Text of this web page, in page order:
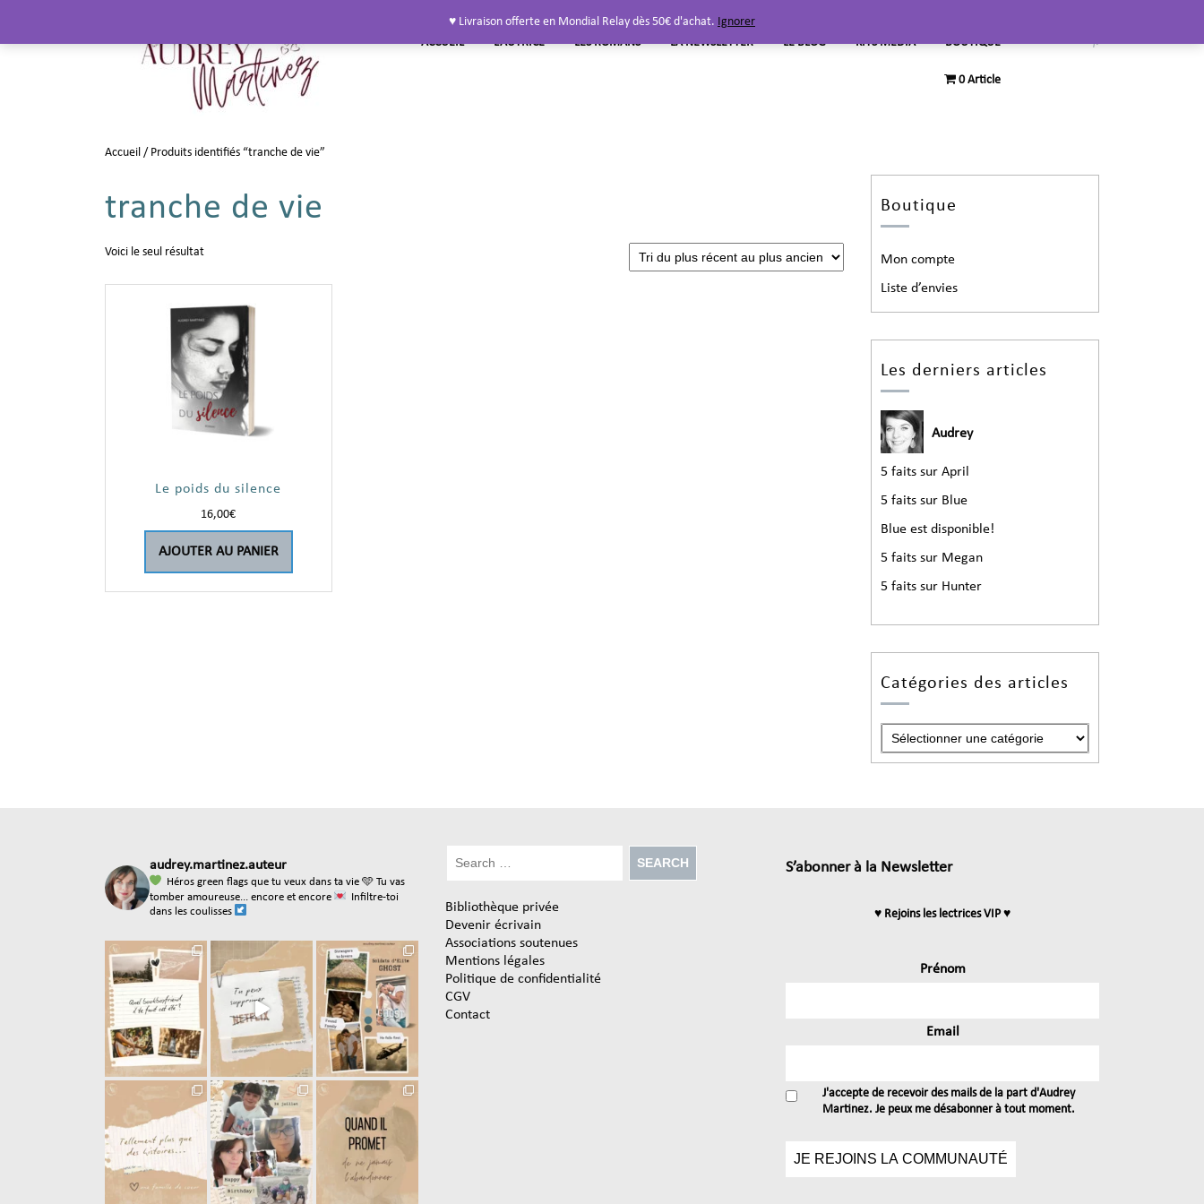
ACCUEIL L’AUTRICE LES ROMANS LA NEWSLETTER LE BLOG KITS MEDIA BOUTIQUE
0 Article
Accueil / Produits identifiés “tranche de vie”
tranche de vie
Voici le seul résultat
Le poids du silence
16,00€
AJOUTER AU PANIER
Boutique
Mon compte
Liste d’envies
Les derniers articles
Audrey
5 faits sur April
5 faits sur Blue
Blue est disponible!
5 faits sur Megan
5 faits sur Hunter
Catégories des articles
audrey.martinez.auteur
Héros green flags que tu veux dans ta vie 🩵 Tu vas
tomber amoureuse... encore et encore
Infiltre-toi
dans les coulisses
Bibliothèque privée
Devenir écrivain
Associations soutenues
Mentions légales
Politique de confidentialité
CGV
Contact
S’abonner à la Newsletter
♥ Rejoins les lectrices VIP ♥
Prénom
Email
J'accepte de recevoir des mails de la part d'Audrey
Martinez. Je peux me désabonner à tout moment.
♥ Livraison offerte en Mondial Relay dès 50€ d'achat. Ignorer